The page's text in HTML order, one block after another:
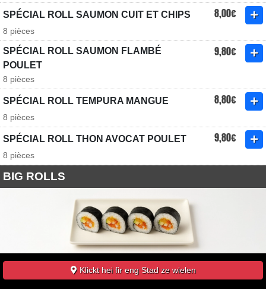
SPÉCIAL ROLL SAUMON CUIT ET CHIPS 8,00€
8 pièces
SPÉCIAL ROLL SAUMON FLAMBÉ
POULET
9,80€
8 pièces
SPÉCIAL ROLL TEMPURA MANGUE 8,80€
8 pièces
SPÉCIAL ROLL THON AVOCAT POULET 9,80€
8 pièces
BIG ROLLS
BIG ROLL CALIFORNIA MASAGO 7,80€
5 pièces - saumon, thon, avocat, concombre, mangue, cheese
Klickt hei fir eng Stad ze wielen